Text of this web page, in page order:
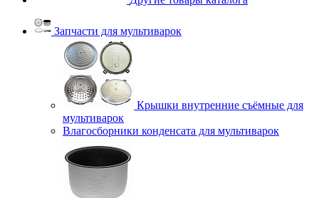
Запчасти для мультиварок
Крышки внутренние съёмные для
мультиварок
Влагосборники конденсата для мультиварок